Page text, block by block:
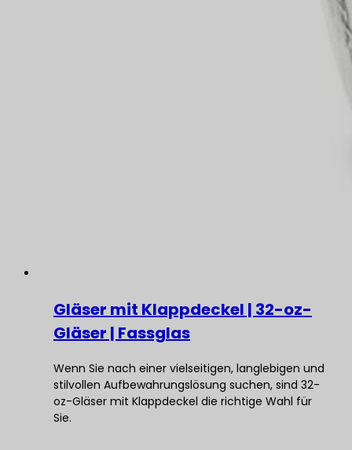
Gläser mit Klappdeckel | 32-oz-
Gläser | Fassglas
Wenn Sie nach einer vielseitigen, langlebigen und
stilvollen Aufbewahrungslösung suchen, sind 32-
oz-Gläser mit Klappdeckel die richtige Wahl für
Sie.